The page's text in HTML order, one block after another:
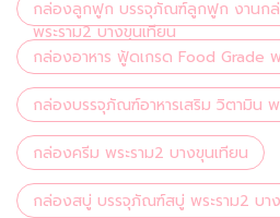
กล่องลูกฟูก บรรจุภัณฑ์ลูกฟูก งานกล่
พระราม2 บางขุนเทียน
กล่องอาหาร ฟู้ดเกรด Food Grade
กล่องบรรจุภัณฑ์อาหารเสริม วิตามิน พ
กล่องครีม พระราม2 บางขุนเทียน
กล่องสบู่ บรรจุภัณฑ์สบู่ พระราม2 บา